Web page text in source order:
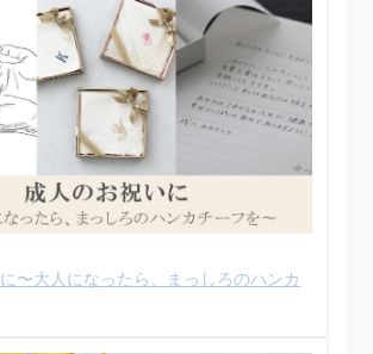
〜大人になったら、まっしろのハンカ